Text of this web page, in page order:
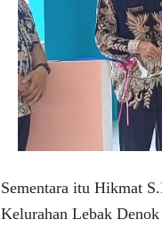
Sementara itu Hikmat
Kelurahan Lebak